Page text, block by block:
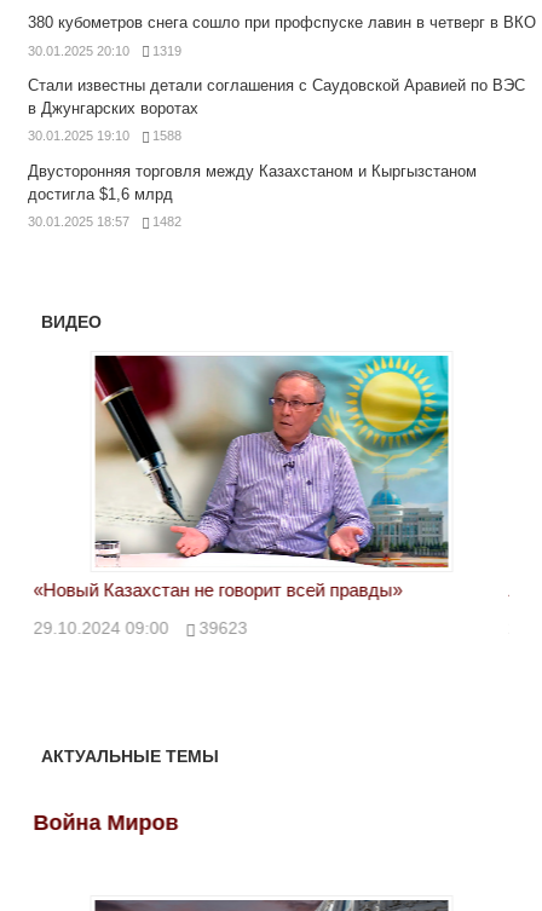
380 кубометров снега сошло при профспуске лавин в четверг в ВКО
30.01.2025 20:10 1319
Стали известны детали соглашения с Саудовской Аравией по ВЭС
в Джунгарских воротах
30.01.2025 19:10 1588
Двусторонняя торговля между Казахстаном и Кыргызстаном
достигла $1,6 млрд
30.01.2025 18:57 1482
ВИДЕО
«Новый Казахстан не говорит всей правды»
29.10.2024 09:00 39623
АКТУАЛЬНЫЕ ТЕМЫ
Война Миров